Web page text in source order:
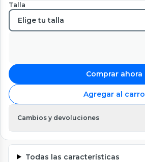
Talla
Comprar ahora
Agregar al carro
Cambios y devoluciones
Todas las características